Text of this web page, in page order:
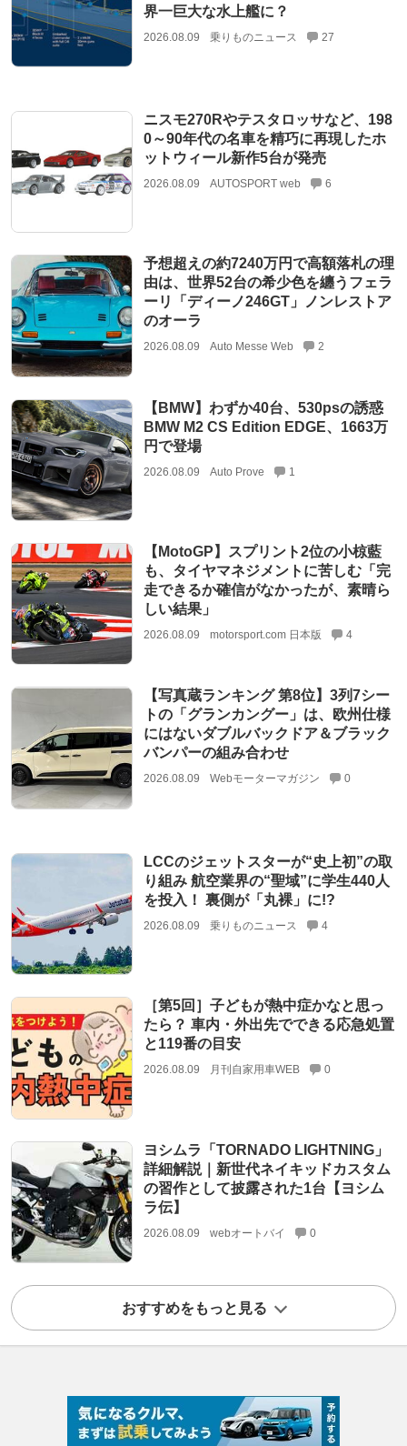
界一巨大な水上艦に？
2026.08.09 乗りものニュース 27
ニスモ270Rやテスタロッサなど、198
0～90年代の名車を精巧に再現したホ
ットウィール新作5台が発売
2026.08.09 AUTOSPORT web 6
予想超えの約7240万円で高額落札の理
由は、世界52台の希少色を纏うフェラ
ーリ「ディーノ246GT」ノンレストア
のオーラ
2026.08.09 Auto Messe Web 2
【BMW】わずか40台、530psの誘惑
BMW M2 CS Edition EDGE、1663万
円で登場
2026.08.09 Auto Prove 1
【MotoGP】スプリント2位の小椋藍
も、タイヤマネジメントに苦しむ「完
走できるか確信がなかったが、素晴ら
しい結果」
2026.08.09 motorsport.com 日本版 4
【写真蔵ランキング 第8位】3列7シー
トの「グランカングー」は、欧州仕様
にはないダブルバックドア＆ブラック
バンパーの組み合わせ
2026.08.09 Webモーターマガジン 0
LCCのジェットスターが“史上初”の取
り組み 航空業界の“聖域”に学生440人
を投入！ 裏側が「丸裸」に!?
2026.08.09 乗りものニュース 4
［第5回］子どもが熱中症かなと思っ
たら？ 車内・外出先でできる応急処置
と119番の目安
2026.08.09 月刊自家用車WEB 0
ヨシムラ「TORNADO LIGHTNING」
詳細解説｜新世代ネイキッドカスタム
の習作として披露された1台【ヨシム
ラ伝】
2026.08.09 webオートバイ 0
おすすめをもっと見る